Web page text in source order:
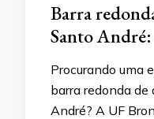
Barra
Santo André:
Procurando uma
barra redonda
André? A UF